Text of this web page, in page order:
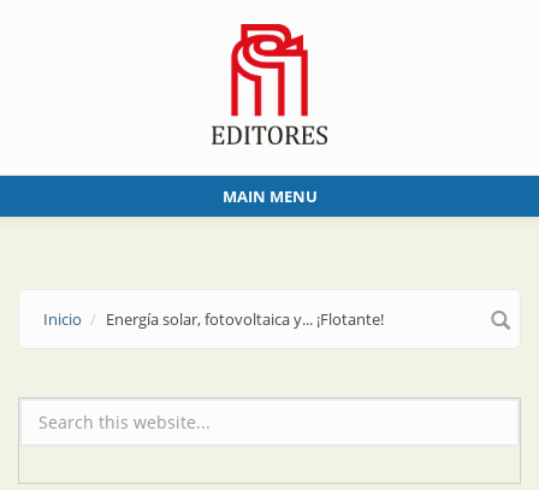
MAIN MENU
Inicio Energía solar, fotovoltaica y... ¡Flotante!
Formulario de búsqueda